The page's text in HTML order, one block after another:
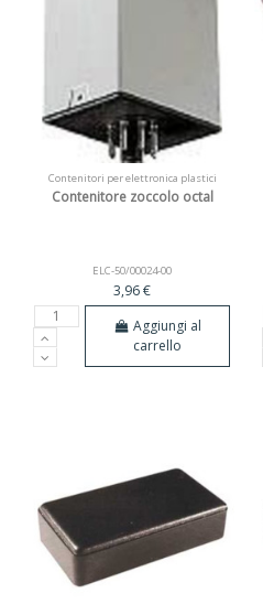
Contenitori per elettronica plastici
Contenitore zoccolo octal
ELC-50/00024-00
3,96 €
Aggiungi al
carrello